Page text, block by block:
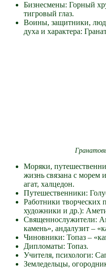
Бизнесмены: Горный
тигровый глаз.
Воины, защитники,
духа и характера:
Моряки,
жизнь связана с морем
агат, халцедон.
Путешественники:
Работники творческих
художники и др.):
Священнослужители:
камень», андалузит –
Чиновники: Топаз –
Дипломаты: Топаз.
Учителя, психологи:
Земледельцы,